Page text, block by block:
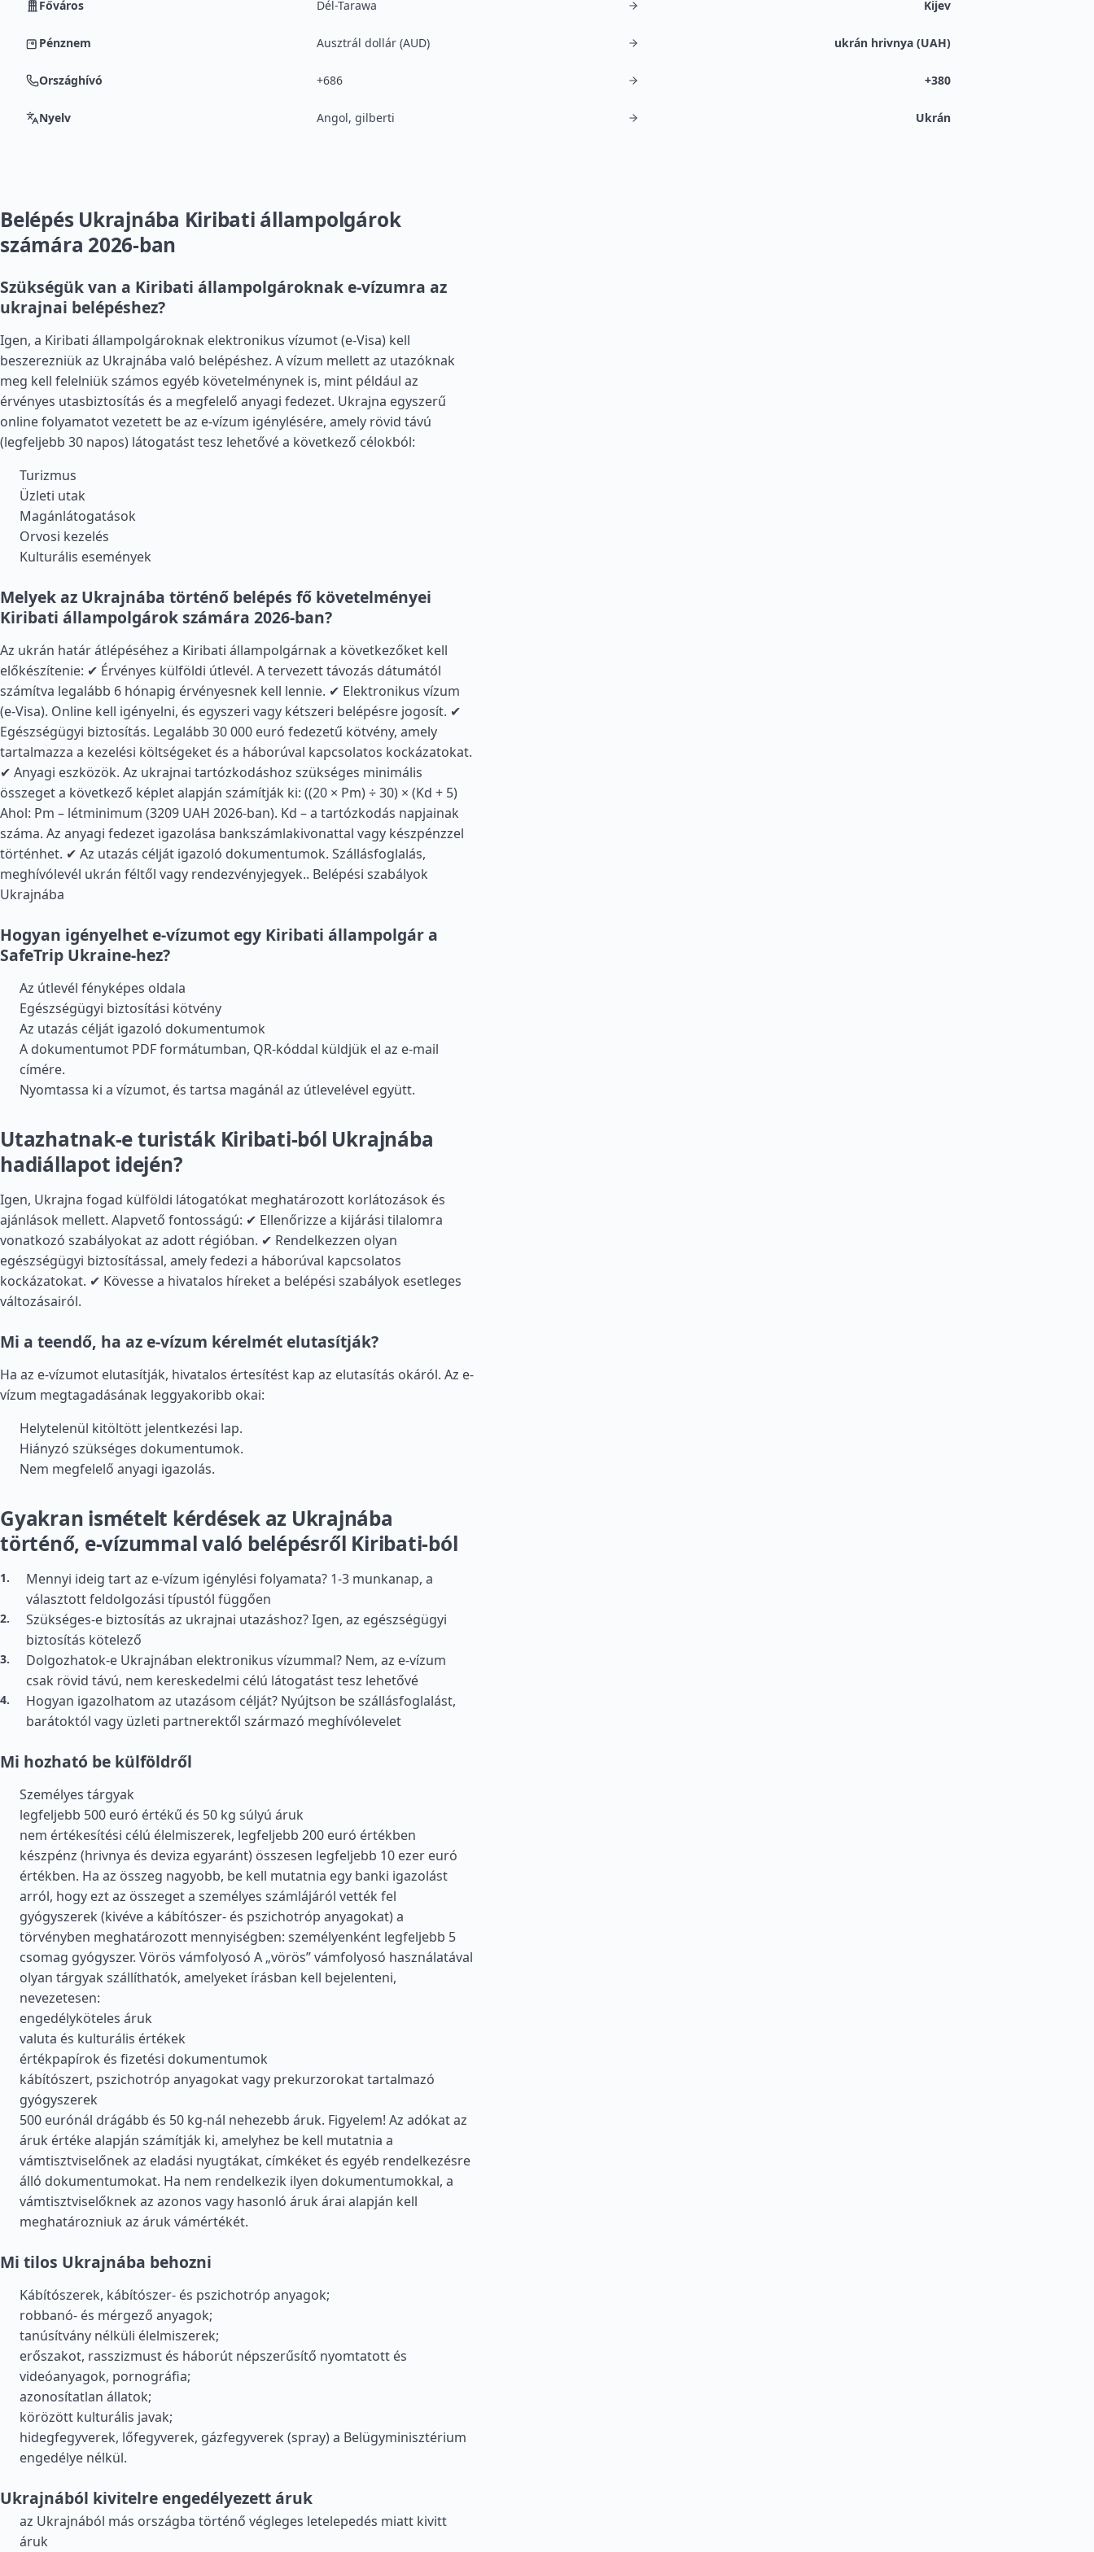
Főváros Dél-Tarawa Kijev
Pénznem Ausztrál dollár (AUD) ukrán hrivnya (UAH)
Országhívó +686 +380
Nyelv Angol, gilberti Ukrán
Belépés Ukrajnába Kiribati állampolgárok
számára 2026-ban
Szükségük van a Kiribati állampolgároknak e-vízumra az
ukrajnai belépéshez?
Igen, a Kiribati állampolgároknak elektronikus vízumot (e-Visa) kell
beszerezniük az Ukrajnába való belépéshez. A vízum mellett az utazóknak
meg kell felelniük számos egyéb követelménynek is, mint például az
érvényes utasbiztosítás és a megfelelő anyagi fedezet. Ukrajna egyszerű
online folyamatot vezetett be az e-vízum igénylésére, amely rövid távú
(legfeljebb 30 napos) látogatást tesz lehetővé a következő célokból:
Turizmus
Üzleti utak
Magánlátogatások
Orvosi kezelés
Kulturális események
Melyek az Ukrajnába történő belépés fő követelményei
Kiribati állampolgárok számára 2026-ban?
Az ukrán határ átlépéséhez a Kiribati állampolgárnak a következőket kell
előkészítenie: ✔ Érvényes külföldi útlevél. A tervezett távozás dátumától
számítva legalább 6 hónapig érvényesnek kell lennie. ✔ Elektronikus vízum
(e-Visa). Online kell igényelni, és egyszeri vagy kétszeri belépésre jogosít. ✔
Egészségügyi biztosítás. Legalább 30 000 euró fedezetű kötvény, amely
tartalmazza a kezelési költségeket és a háborúval kapcsolatos kockázatokat.
✔ Anyagi eszközök. Az ukrajnai tartózkodáshoz szükséges minimális
összeget a következő képlet alapján számítják ki: ((20 × Pm) ÷ 30) × (Kd + 5)
Ahol: Pm – létminimum (3209 UAH 2026-ban). Kd – a tartózkodás napjainak
száma. Az anyagi fedezet igazolása bankszámlakivonattal vagy készpénzzel
történhet. ✔ Az utazás célját igazoló dokumentumok. Szállásfoglalás,
meghívólevél ukrán féltől vagy rendezvényjegyek.. Belépési szabályok
Ukrajnába
Hogyan igényelhet e-vízumot egy Kiribati állampolgár a
SafeTrip Ukraine-hez?
Az útlevél fényképes oldala
Egészségügyi biztosítási kötvény
Az utazás célját igazoló dokumentumok
A dokumentumot PDF formátumban, QR-kóddal küldjük el az e-mail
címére.
Nyomtassa ki a vízumot, és tartsa magánál az útlevelével együtt.
Utazhatnak-e turisták Kiribati-ból Ukrajnába
hadiállapot idején?
Igen, Ukrajna fogad külföldi látogatókat meghatározott korlátozások és
ajánlások mellett. Alapvető fontosságú: ✔ Ellenőrizze a kijárási tilalomra
vonatkozó szabályokat az adott régióban. ✔ Rendelkezzen olyan
egészségügyi biztosítással, amely fedezi a háborúval kapcsolatos
kockázatokat. ✔ Kövesse a hivatalos híreket a belépési szabályok esetleges
változásairól.
Mi a teendő, ha az e-vízum kérelmét elutasítják?
Ha az e-vízumot elutasítják, hivatalos értesítést kap az elutasítás okáról. Az e-
vízum megtagadásának leggyakoribb okai:
Helytelenül kitöltött jelentkezési lap.
Hiányzó szükséges dokumentumok.
Nem megfelelő anyagi igazolás.
Gyakran ismételt kérdések az Ukrajnába
történő, e-vízummal való belépésről Kiribati-ból
Mennyi ideig tart az e-vízum igénylési folyamata? 1-3 munkanap, a
választott feldolgozási típustól függően
Szükséges-e biztosítás az ukrajnai utazáshoz? Igen, az egészségügyi
biztosítás kötelező
Dolgozhatok-e Ukrajnában elektronikus vízummal? Nem, az e-vízum
csak rövid távú, nem kereskedelmi célú látogatást tesz lehetővé
Hogyan igazolhatom az utazásom célját? Nyújtson be szállásfoglalást,
barátoktól vagy üzleti partnerektől származó meghívólevelet
Mi hozható be külföldről
Személyes tárgyak
legfeljebb 500 euró értékű és 50 kg súlyú áruk
nem értékesítési célú élelmiszerek, legfeljebb 200 euró értékben
készpénz (hrivnya és deviza egyaránt) összesen legfeljebb 10 ezer euró
értékben. Ha az összeg nagyobb, be kell mutatnia egy banki igazolást
arról, hogy ezt az összeget a személyes számlájáról vették fel
gyógyszerek (kivéve a kábítószer- és pszichotróp anyagokat) a
törvényben meghatározott mennyiségben: személyenként legfeljebb 5
csomag gyógyszer. Vörös vámfolyosó A „vörös” vámfolyosó használatával
olyan tárgyak szállíthatók, amelyeket írásban kell bejelenteni,
nevezetesen:
engedélyköteles áruk
valuta és kulturális értékek
értékpapírok és fizetési dokumentumok
kábítószert, pszichotróp anyagokat vagy prekurzorokat tartalmazó
gyógyszerek
500 eurónál drágább és 50 kg-nál nehezebb áruk. Figyelem! Az adókat az
áruk értéke alapján számítják ki, amelyhez be kell mutatnia a
vámtisztviselőnek az eladási nyugtákat, címkéket és egyéb rendelkezésre
álló dokumentumokat. Ha nem rendelkezik ilyen dokumentumokkal, a
vámtisztviselőknek az azonos vagy hasonló áruk árai alapján kell
meghatározniuk az áruk vámértékét.
Mi tilos Ukrajnába behozni
Kábítószerek, kábítószer- és pszichotróp anyagok;
robbanó- és mérgező anyagok;
tanúsítvány nélküli élelmiszerek;
erőszakot, rasszizmust és háborút népszerűsítő nyomtatott és
videóanyagok, pornográfia;
azonosítatlan állatok;
körözött kulturális javak;
hidegfegyverek, lőfegyverek, gázfegyverek (spray) a Belügyminisztérium
engedélye nélkül.
Ukrajnából kivitelre engedélyezett áruk
az Ukrajnából más országba történő végleges letelepedés miatt kivitt
áruk